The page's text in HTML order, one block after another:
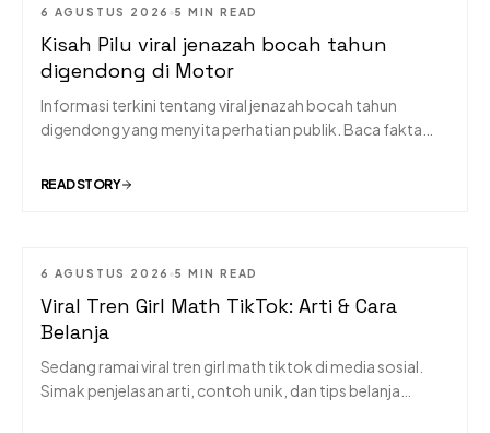
6 AGUSTUS 2026 5 MIN READ
Kisah Pilu viral jenazah bocah tahun
digendong di Motor
Informasi terkini tentang viral jenazah bocah tahun
digendong yang menyita perhatian publik. Baca fakta
READ STORY
6 AGUSTUS 2026 5 MIN READ
Viral Tren Girl Math TikTok: Arti & Cara
Belanja
Sedang ramai viral tren girl math tiktok di media sosial.
Simak penjelasan arti, contoh unik, dan tips belanja